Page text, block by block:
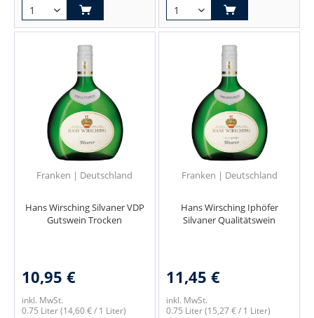
Franken | Deutschland
Hans Wirsching Silvaner VDP
Gutswein Trocken
10,95 €
inkl. MwSt.
0.75 Liter(14,60 € / 1 Liter)
Franken | Deutschland
Hans Wirsching Iphöfer
Silvaner Qualitätswein
11,45 €
inkl. MwSt.
0.75 Liter(15,27 € / 1 Liter)